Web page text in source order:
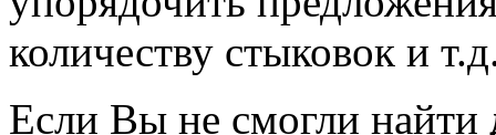
количеству стыковок и
Если Вы не смогли найти